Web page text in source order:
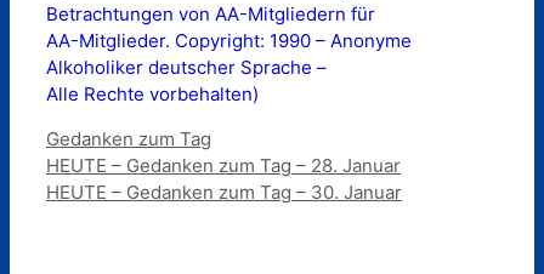
Betrachtungen von AA-Mitgliedern für
AA-Mitglieder. Copyright: 1990 – Anonyme
Alkoholiker deutscher Sprache –
Alle Rechte vorbehalten)
Kategorien
Gedanken zum Tag
HEUTE – Gedanken zum Tag – 28. Januar
HEUTE – Gedanken zum Tag – 30. Januar